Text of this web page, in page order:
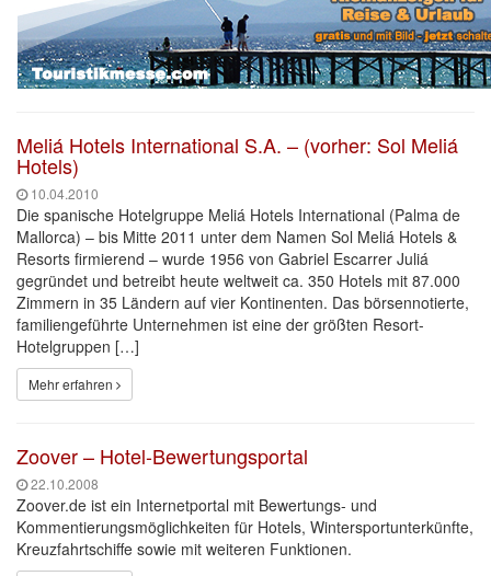
Meliá Hotels International S.A. – (vorher: Sol Meliá
Hotels)
10.04.2010
Die spanische Hotelgruppe Meliá Hotels International (Palma de
Mallorca) – bis Mitte 2011 unter dem Namen Sol Meliá Hotels &
Resorts firmierend – wurde 1956 von Gabriel Escarrer Juliá
gegründet und be­treibt heute weltweit ca. 350 Hotels mit 87.000
Zimmern in 35 Ländern auf vier Kontinenten. Das bör­sennotierte,
familiengeführte Unternehmen ist eine der größten Resort-
Hotelgruppen […]
Mehr erfahren
Zoover – Hotel-Bewertungsportal
22.10.2008
Zoover.de ist ein Internetportal mit Bewertungs- und
Kommentierungsmöglichkeiten für Hotels, Wintersportunterkünfte,
Kreuzfahrtschiffe sowie mit weiteren Funktionen.